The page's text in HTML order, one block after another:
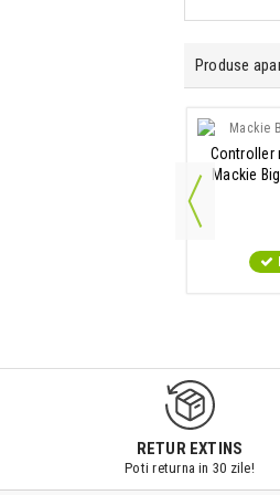
Produse
Controller
Mackie
RETUR EXTINS
Poti returna in 30 zile!